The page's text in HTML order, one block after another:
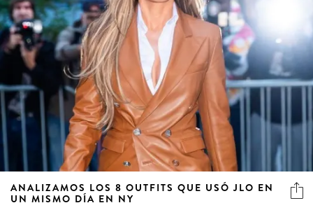
ANALIZAMOS LOS 8 OUTFITS QUE USÓ JLO EN
UN MISMO DÍA EN NY